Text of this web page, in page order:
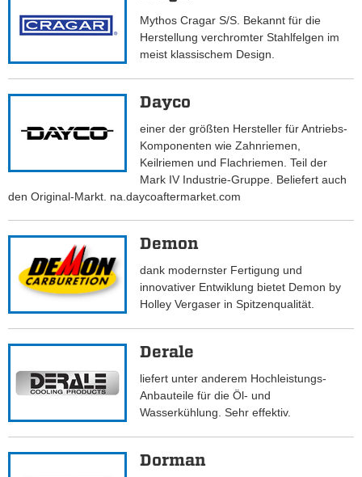
Mythos Cragar S/S. Bekannt für die
Herstellung verchromter Stahlfelgen im
meist klassischem Design.
Dayco
einer der größten Hersteller für Antriebs-
Komponenten wie Zahnriemen,
Keilriemen und Flachriemen. Teil der
Mark IV Industrie-Gruppe. Beliefert auch
den Original-Markt. na.daycoaftermarket.com
Demon
dank modernster Fertigung und
innovativer Entwiklung bietet Demon by
Holley Vergaser in Spitzenqualität.
Derale
liefert unter anderem Hochleistungs-
Anbauteile für die Öl- und
Wasserkühlung. Sehr effektiv.
Dorman